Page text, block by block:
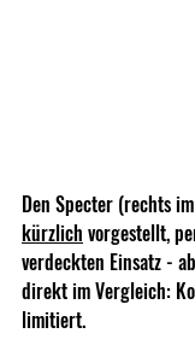
Den Specter (rechts
kürzlich vorgestellt,
verdeckten Einsatz -
direkt im Vergleich:
limitiert.